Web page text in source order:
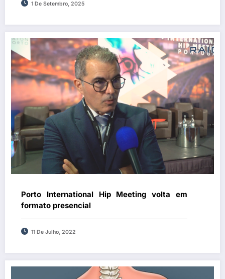
1 De Setembro, 2025
Porto International Hip Meeting volta em
formato presencial
11 De Julho, 2022